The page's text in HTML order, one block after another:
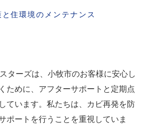
住環境のメンテナンス
ターズは、小牧市のお客様に安心し
ために、アフターサポートと定期点
ています。私たちは、カビ再発を防
ポートを行うことを重視していま